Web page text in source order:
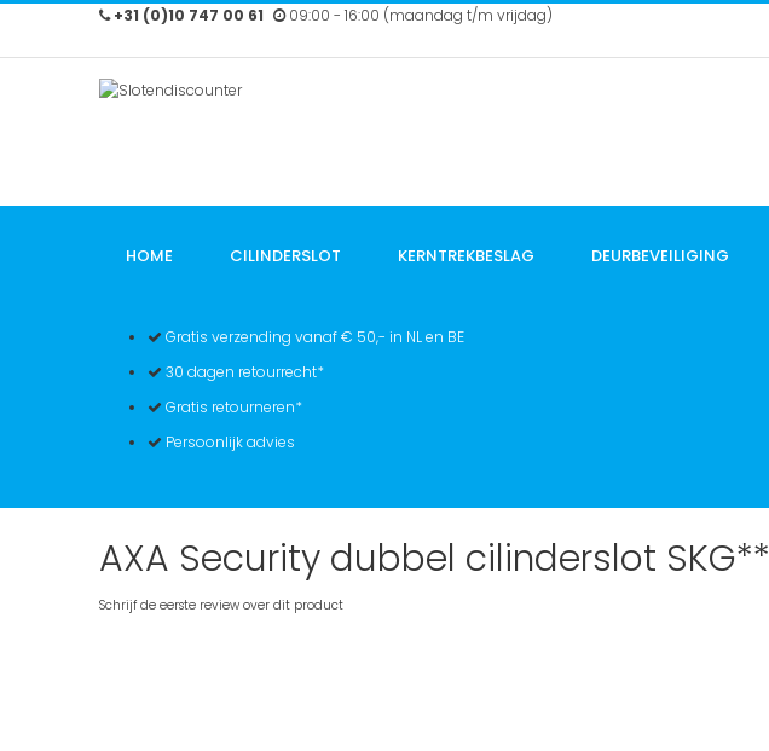
Ga
de
inhoud
+31 (0)10 747 00 61 09:00 - 16:00 (maandag t/m vrijdag)
HOME CILINDERSLOT KERNTREKBESLAG DEURBEVEILIGING
Gratis verzending vanaf € 50,- in NL en BE
30 dagen retourrecht*
Gratis retourneren*
Persoonlijk advies
AXA Security dubbel cilinderslot SKG**
Schrijf de eerste review over dit product